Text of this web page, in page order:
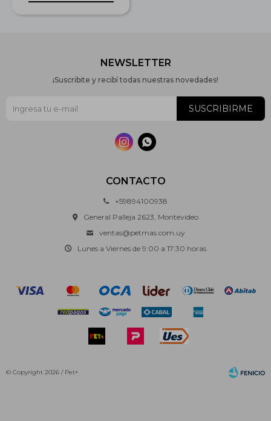
CONTACTO
+59894100938
General Palleja 2623, Montevideo
ventas@petmas.com.uy
Lunes a Viernes de 9:00 a 17:30 horas
NEWSLETTER
¡Suscribite y recibí todas nuestras novedades!
SUSCRIBIRME
 
© Copyright 2026 / Pet+